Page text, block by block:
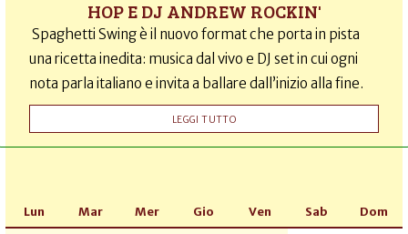
HOP E DJ ANDREW ROCKIN'
Spaghetti Swing è il nuovo format che porta in pista
una ricetta inedita: musica dal vivo e DJ set in cui ogni
nota parla italiano e invita a ballare dall’inizio alla fine.
LEGGI TUTTO
Lun Mar Mer Gio Ven Sab Dom